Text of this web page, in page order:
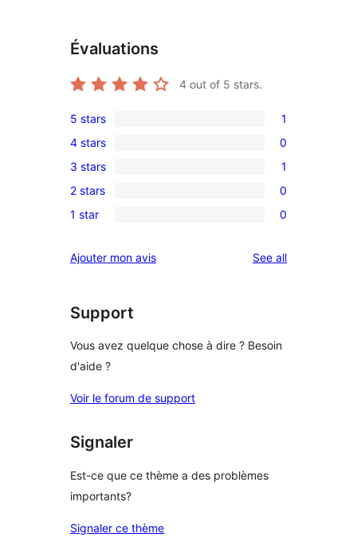
Évaluations
4 out of 5 stars.
1
5-
star
review
5 stars 1
0
4-
star
reviews
4 stars 0
1
3-
star
3 stars 1
0
2-
reviews
2 stars 0
0
star
1 star 0
Ajouter mon avis See allreviews
Support
Vous avez quelque chose à dire ? Besoin
d'aide ?
Voir le forum de support
Signaler
Est-ce que ce thème a des problèmes
importants?
Signaler ce thème